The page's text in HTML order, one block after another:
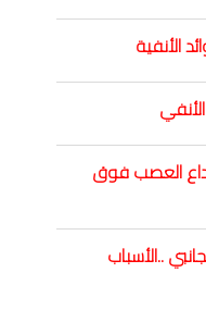
الأنفية
العصب فوق
..الأسباب